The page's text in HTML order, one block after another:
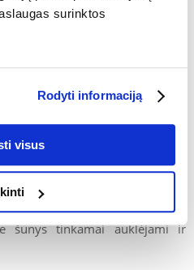
surinktos
Rodyti informaciją
visus
veisimas
jo fizine būkle ir sveikata.
fizinio krūvio, todėl laikyti jį
kad šuo pradeda niokoti
o dažniausiai tokio elgesio
energija. Todėl auginant
jis būtų aktyvus ir kasdien
su šios veislės šuniukais,
vietų, tačiau patartina rinktis
šunys tinkamai auklėjami ir